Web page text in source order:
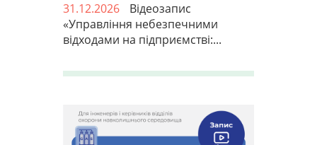
31.12.2026
Відеозапис
«Управління небезпечними
відходами на підприємстві:...